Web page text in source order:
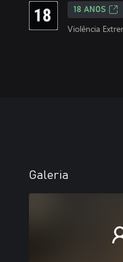
18 ANOS
Violência
Galeria